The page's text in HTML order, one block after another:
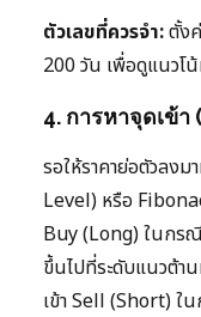
ตัวเลขที่ควรจำ:ตั้ง
200 วัน เพื่อดูแนวโน้
4. การหาจุดเข้
รอให้ราคาย่อตัวลง
Level) หรือ
Buy (Long) ในกร
ขึ้นไปที่ระดับแนวต้
เข้า Sell (Short)